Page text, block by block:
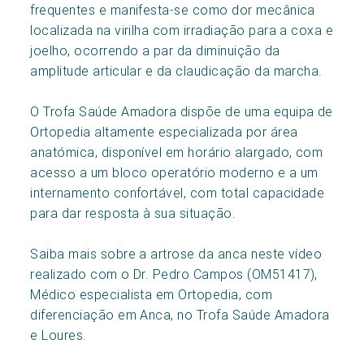
frequentes e manifesta-se como dor mecânica
localizada na virilha com irradiação para a coxa e
joelho, ocorrendo a par da diminuição da
amplitude articular e da claudicação da marcha.
O Trofa Saúde Amadora dispõe de uma equipa de
Ortopedia altamente especializada por área
anatómica, disponível em horário alargado, com
acesso a um bloco operatório moderno e a um
internamento confortável, com total capacidade
para dar resposta à sua situação.
Saiba mais sobre a artrose da anca neste vídeo
realizado com o Dr. Pedro Campos (OM51417),
Médico especialista em Ortopedia, com
diferenciação em Anca, no Trofa Saúde Amadora
e Loures.